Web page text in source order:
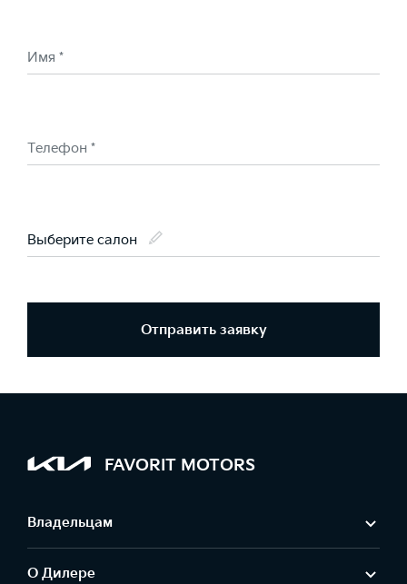
Имя *
Телефон *
Выберите салон
Отправить заявку
FAVORIT MOTORS
Владельцам
О Дилере